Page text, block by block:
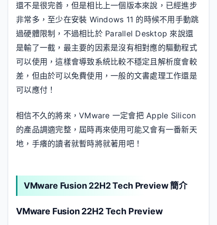
還不是很完善，但是相比上一個版本來說，已經進步
非常多，至少在安裝 Windows 11 的時候不用手動跳
過硬體限制，不過相比於 Parallel Desktop 來說還
是輸了一截，最主要的因素是沒有相對應的驅動程式
可以使用，這樣會導致系統比較不穩定且解析度會較
差，但由於可以免費使用，一般的文書處理工作還是
可以應付！
相信不久的將來，VMware 一定會把 Apple Silicon
的產品調適完整，屆時再來使用可能又會有一番新天
地，手癢的讀者就暫時將就著用吧！
VMware Fusion 22H2 Tech Preview 簡介
VMware Fusion 22H2 Tech Preview